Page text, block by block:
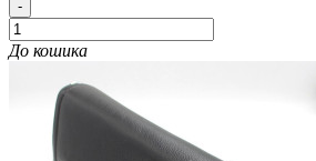
-
До кошика